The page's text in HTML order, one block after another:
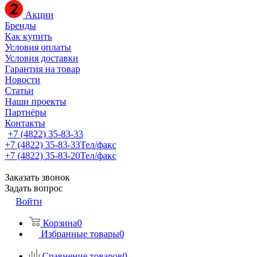
Акции
Бренды
Как купить
Условия оплаты
Условия доставки
Гарантия на товар
Новости
Статьи
Наши проекты
Партнёры
Контакты
+7 (4822) 35-83-33
+7 (4822) 35-83-33Тел/факс
+7 (4822) 35-83-20Тел/факс
Заказать звонок
Задать вопрос
Войти
Корзина0
Избранные товары0